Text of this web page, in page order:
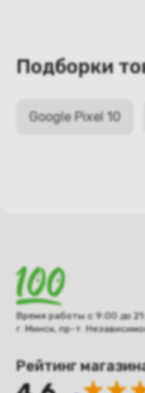
Подборки
Google Pixel 10
Время работы с 9:00 до
г. Минск, пр-т.
Рейтинг